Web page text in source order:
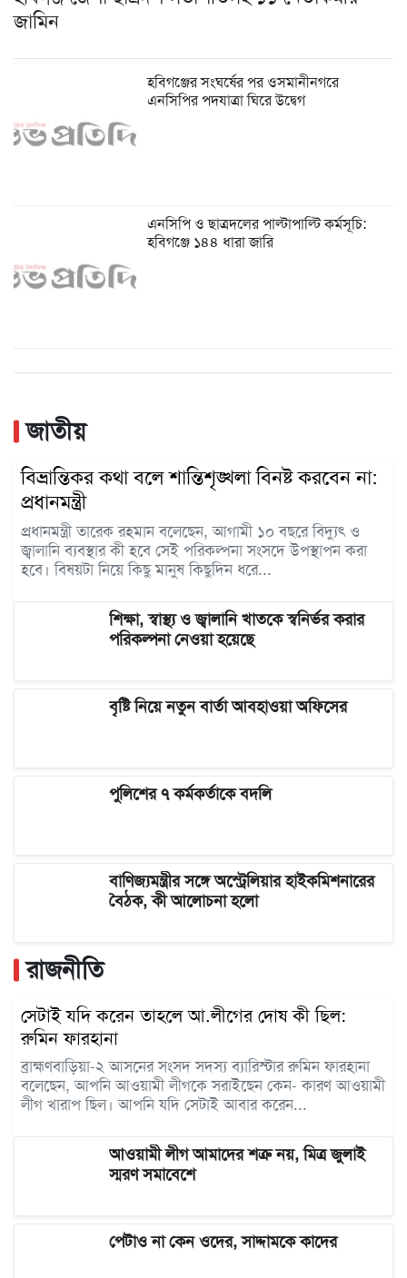
জামিন
হবিগঞ্জের সংঘর্ষের পর ওসমানীনগরে
এনসিপির পদযাত্রা ঘিরে উদ্বেগ
এনসিপি ও ছাত্রদলের পাল্টাপাল্টি কর্মসূচি:
হবিগঞ্জে ১৪৪ ধারা জারি
জাতীয়
বিভ্রান্তিকর কথা বলে শান্তিশৃঙ্খলা বিনষ্ট করবেন না:
প্রধানমন্ত্রী
প্রধানমন্ত্রী তারেক রহমান বলেছেন, আগামী ১০ বছরে বিদ্যুৎ ও
জ্বালানি ব্যবস্থার কী হবে সেই পরিকল্পনা সংসদে উপস্থাপন করা
হবে। বিষয়টা নিয়ে কিছু মানুষ কিছুদিন ধরে...
শিক্ষা, স্বাস্থ্য ও জ্বালানি খাতকে স্বনির্ভর করার
পরিকল্পনা নেওয়া হয়েছে
বৃষ্টি নিয়ে নতুন বার্তা আবহাওয়া অফিসের
পুলিশের ৭ কর্মকর্তাকে বদলি
বাণিজ্যমন্ত্রীর সঙ্গে অস্ট্রেলিয়ার হাইকমিশনারের
বৈঠক, কী আলোচনা হলো
রাজনীতি
সেটাই যদি করেন তাহলে আ.লীগের দোষ কী ছিল:
রুমিন ফারহানা
ব্রাহ্মণবাড়িয়া-২ আসনের সংসদ সদস্য ব্যারিস্টার রুমিন ফারহানা
বলেছেন, আপনি আওয়ামী লীগকে সরাইছেন কেন- কারণ আওয়ামী
লীগ খারাপ ছিল। আপনি যদি সেটাই আবার করেন...
আওয়ামী লীগ আমাদের শত্রু নয়, মিত্র জুলাই
স্মরণ সমাবেশে
পেটাও না কেন ওদের, সাদ্দামকে কাদের